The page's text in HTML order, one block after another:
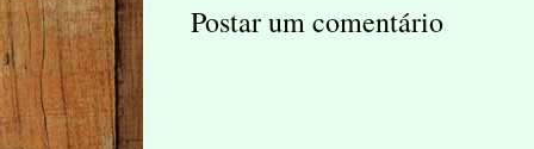
Postar um comentário